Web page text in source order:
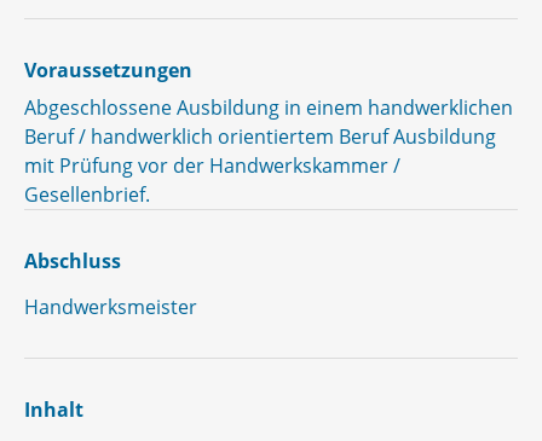
Voraussetzungen
Abgeschlossene Ausbildung in einem handwerklichen
Beruf / handwerklich orientiertem Beruf Ausbildung
mit Prüfung vor der Handwerkskammer /
Gesellenbrief.
Abschluss
Handwerksmeister
Inhalt